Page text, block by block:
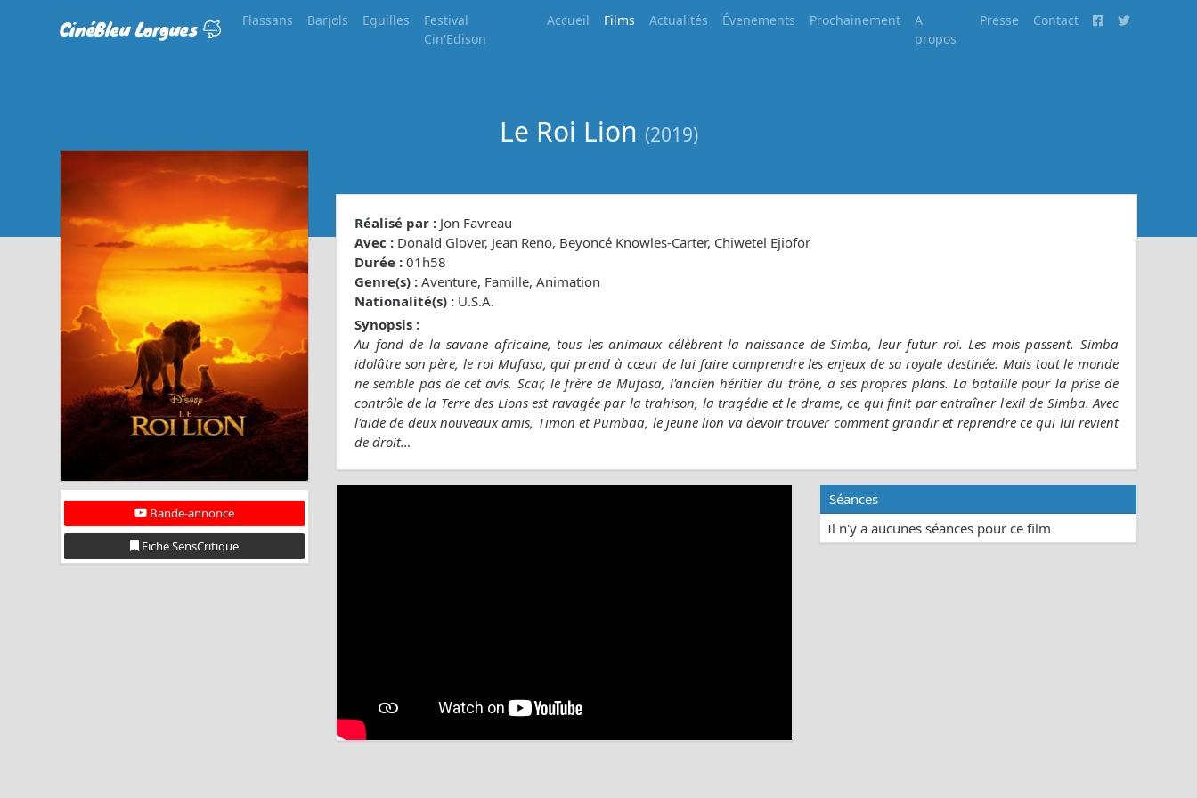
CinéBleu Lorgues Flassans Barjols Eguilles
Festival
Cin'Edison
Accueil Films Actualités Évenements Prochainement
A
propos
Presse Contact
Le Roi Lion (2019)
Bande-annonce
Fiche SensCritique
Réalisé par : Jon Favreau
Avec : Donald Glover, Jean Reno, Beyoncé Knowles-Carter, Chiwetel Ejiofor
Durée : 01h58
Genre(s) : Aventure, Famille, Animation
Nationalité(s) : U.S.A.
Synopsis :
Au fond de la savane africaine, tous les animaux célèbrent la naissance de Simba, leur futur roi. Les mois passent. Simba
idolâtre son père, le roi Mufasa, qui prend à cœur de lui faire comprendre les enjeux de sa royale destinée. Mais tout le monde
ne semble pas de cet avis. Scar, le frère de Mufasa, l'ancien héritier du trône, a ses propres plans. La bataille pour la prise de
contrôle de la Terre des Lions est ravagée par la trahison, la tragédie et le drame, ce qui finit par entraîner l'exil de Simba. Avec
l'aide de deux nouveaux amis, Timon et Pumbaa, le jeune lion va devoir trouver comment grandir et reprendre ce qui lui revient
de droit…
Séances
Il n'y a aucunes séances pour ce film